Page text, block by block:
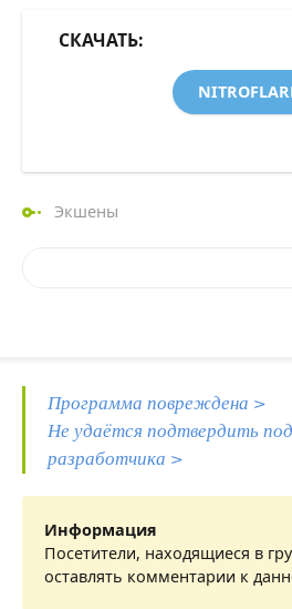
СКАЧАТЬ:
Экшены
Программа повреждена >
Не удаётся подтвердить
разработчика >
Информация
Посетители, находящиеся в
оставлять комментарии к